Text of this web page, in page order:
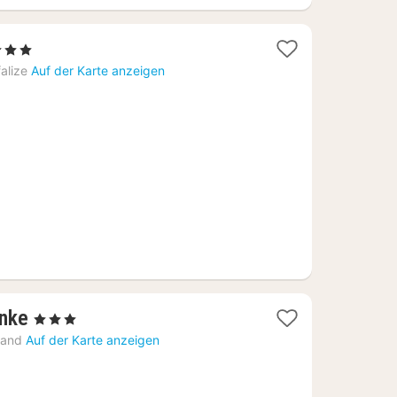
Sterne
Auf der Karte anzeigen
1
Nacht
, 3 Sterne
Auf der Karte anzeigen